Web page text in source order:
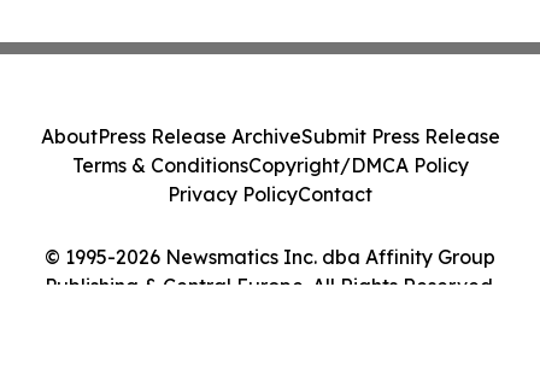
© 1995-2026 Newsmatics Inc. dba Affinity Group
Publishing & Central Europe. All Rights Reserved.
AboutPress Release ArchiveSubmit Press Release
Terms & ConditionsCopyright/DMCA Policy
Privacy PolicyContact